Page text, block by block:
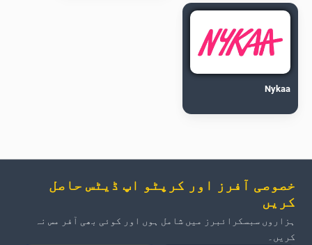
Nykaa
خصوصی آفرز اور کرپٹو اپ ڈیٹس حاصل
کریں
ہزاروں سبسکرائبرز میں شامل ہوں اور کوئی بھی آفر مس نہ
کریں۔